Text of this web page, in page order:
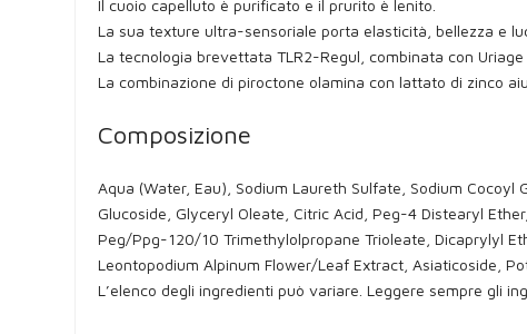
Il cuoio capelluto è purificato e il prurito è lenito.
La sua texture ultra-sensoriale porta elasticità, bellezza e
La tecnologia brevettata TLR2-Regul, combinata con
La combinazione di piroctone olamina con lattato di zinco
Composizione
Aqua (Water, Eau), Sodium Laureth Sulfate, Sodium
Glucoside, Glyceryl Oleate, Citric Acid, Peg-4 Distearyl
Peg/Ppg-120/10 Trimethylolpropane Trioleate, Dicaprylyl
Leontopodium Alpinum Flower/Leaf Extract, Asiaticoside,
L’elenco degli ingredienti può variare. Leggere sempre gli